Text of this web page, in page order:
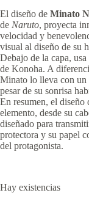
El diseño de Minato
de Naruto, proyecta
velocidad y
visual al diseño de su
Debajo de la capa,
de Konoha. A
Minato lo lleva con un
pesar de su sonrisa
En resumen, el
elemento, desde su
diseñado para
protectora y su papel
del protagonista.
Hay existencias